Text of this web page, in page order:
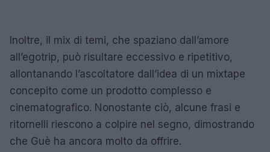
Inoltre, il mix di temi, che spaziano dall’amore
all’egotrip, può risultare eccessivo e ripetitivo,
allontanando l’ascoltatore dall’idea di un mixtape
concepito come un prodotto complesso e
cinematografico. Nonostante ciò, alcune frasi e
ritornelli riescono a colpire nel segno, dimostrando
che Guè ha ancora molto da offrire.